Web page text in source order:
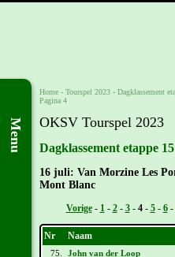
Menu
Home - Tourspel 2023 - Dagklassement
Pagina 4
OKSV Tourspel 2023
Dagklassement etappe
16 juli: Van Morzine Les
Mont Blanc
Vorige- 1- 2- 3- 4- 5- 6-
Nr Naam
75. John van der Loop